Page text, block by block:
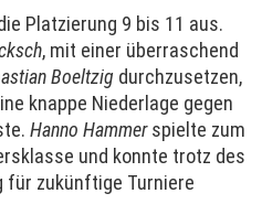
Platzierung 9 bis 11 aus.
, mit einer überraschend
Boeltzig durchzusetzen,
knappe Niederlage gegen
Hanno Hammerspielte zum
und konnte trotz des
für zukünftige Turniere